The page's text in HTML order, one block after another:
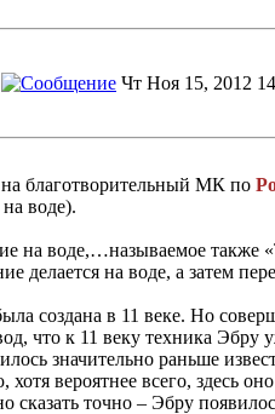
Чт Ноя 15, 2012
благотворительный МК по
воде).
на воде,…называемое также
делается на воде, а затем
создана в 11 веке. Но
что к 11 веку техника Эбру
значительно раньше
вероятнее всего, здесь
точно – Эбру